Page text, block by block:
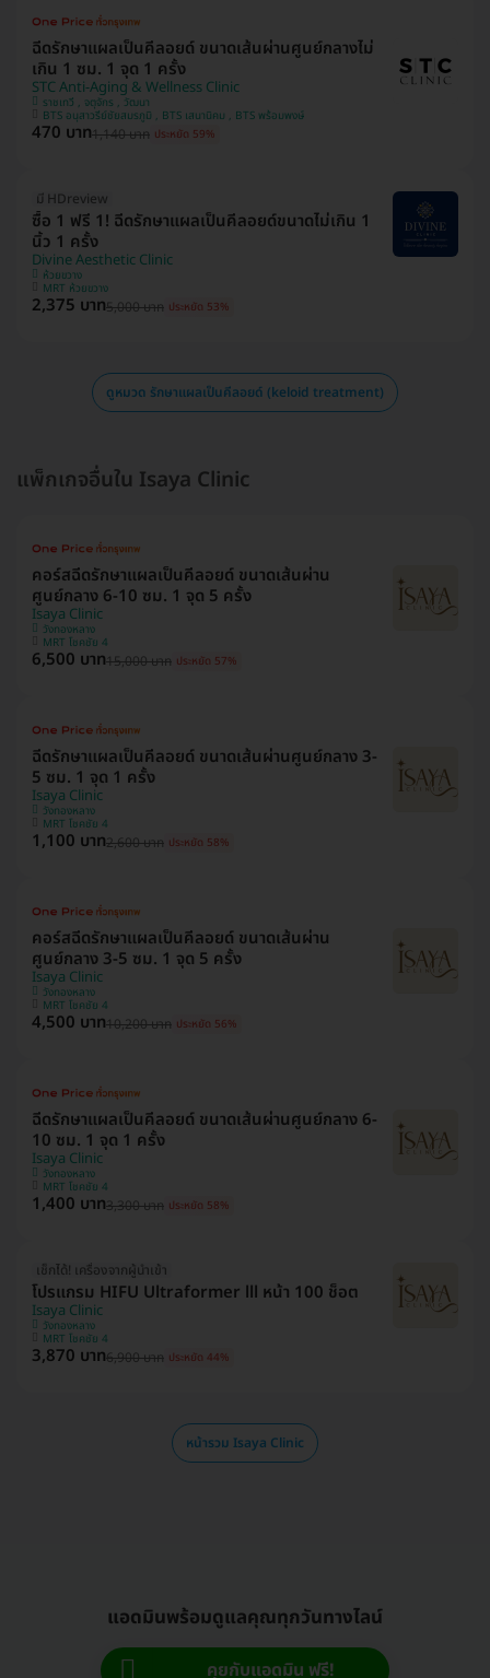
ฉีดรักษาแผลเป็นคีลอยด์ ขนาดเส้นผ่านศูนย์กลางไม่
เกิน 1 ซม. 1 จุด 1 ครั้ง
STC Anti-Aging & Wellness Clinic
ราชเทวี , จตุจักร , วัฒนา
BTS อนุสาวรีย์ชัยสมรภูมิ , BTS เสนานิคม , BTS พร้อมพงษ์
470 บาท1,140 บาท ประหยัด 59%
มี HDreview
ซื้อ 1 ฟรี 1! ฉีดรักษาแผลเป็นคีลอยด์ขนาดไม่เกิน 1
นิ้ว 1 ครั้ง
Divine Aesthetic Clinic
ห้วยขวาง
MRT ห้วยขวาง
2,375 บาท5,000 บาท ประหยัด 53%
ดูหมวด รักษาแผลเป็นคีลอยด์ (keloid treatment)
แพ็กเกจอื่นใน Isaya Clinic
คอร์สฉีดรักษาแผลเป็นคีลอยด์ ขนาดเส้นผ่าน
ศูนย์กลาง 6-10 ซม. 1 จุด 5 ครั้ง
Isaya Clinic
วังทองหลาง
MRT โชคชัย 4
6,500 บาท15,000 บาท ประหยัด 57%
ฉีดรักษาแผลเป็นคีลอยด์ ขนาดเส้นผ่านศูนย์กลาง 3-
5 ซม. 1 จุด 1 ครั้ง
Isaya Clinic
วังทองหลาง
MRT โชคชัย 4
1,100 บาท2,600 บาท ประหยัด 58%
คอร์สฉีดรักษาแผลเป็นคีลอยด์ ขนาดเส้นผ่าน
ศูนย์กลาง 3-5 ซม. 1 จุด 5 ครั้ง
Isaya Clinic
วังทองหลาง
MRT โชคชัย 4
4,500 บาท10,200 บาท ประหยัด 56%
ฉีดรักษาแผลเป็นคีลอยด์ ขนาดเส้นผ่านศูนย์กลาง 6-
10 ซม. 1 จุด 1 ครั้ง
Isaya Clinic
วังทองหลาง
MRT โชคชัย 4
1,400 บาท3,300 บาท ประหยัด 58%
เช็กได้! เครื่องจากผู้นำเข้า
โปรแกรม HIFU Ultraformer lll หน้า 100 ช็อต
Isaya Clinic
วังทองหลาง
MRT โชคชัย 4
3,870 บาท6,900 บาท ประหยัด 44%
หน้ารวม Isaya Clinic
แอดมินพร้อมดูแลคุณทุกวันทางไลน์
คุยกับแอดมิน ฟรี!